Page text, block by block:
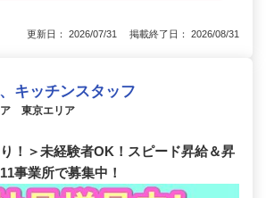
更新日： 2026/07/31 掲載終了日： 2026/08/31
キッチンスタッフ
東京エリア
！＞未経験者OK！スピード昇給＆昇
事業所で募集中！